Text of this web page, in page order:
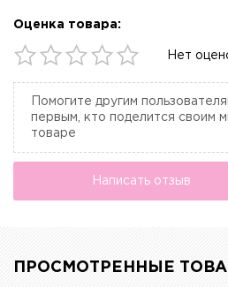
Оценка товара:
Нет
Помогите другим
первым, кто поделится своим
товаре
Написать отзыв
ПРОСМОТРЕННЫЕ